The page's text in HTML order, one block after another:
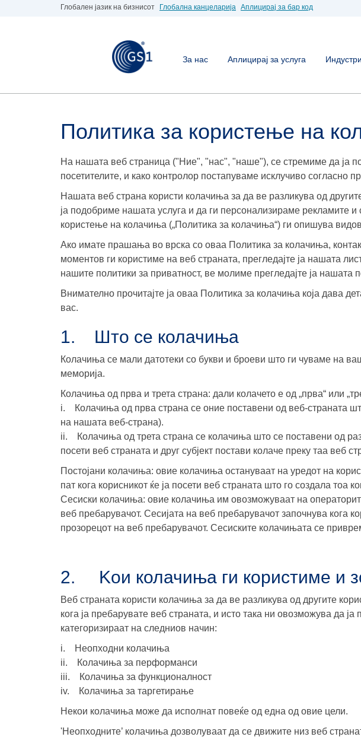
Глобален јазик на бизнисот Глобална канцеларија Аплицирај за бар код
За нас Аплицирај за услуга
Политика за користење на
На нашата веб страница ("Ние", "нас", "наше"), се стремиме да ја
посетителите, и како контролор постапуваме исклучиво согласно
Нашата веб страна користи колачиња за да ве разликува од
ја подобриме нашата услуга и да ги персонализираме рекламите
користење на колачиња („Политика за колачиња“) ги опишува
Ако имате прашања во врска со оваа Политика за колачиња,
моментов ги користиме на веб страната, прегледајте ја нашата
нашите политики за приватност, ве молиме прегледајте ја нашата
Внимателно прочитајте ја оваа Политика за колачиња која дава
вас.
1. Што се колачиња
Колачиња се мали датотеки со букви и броеви што ги чуваме на
меморија.
Колачиња од прва и трета страна: дали колачето е од „прва“ или
i. Колачиња од прва страна се оние поставени од веб-страната
на нашата веб-страна).
ii. Колачиња од трета страна се колачиња што се поставени од
посети веб страната и друг субјект постави колаче преку таа веб
Постојани колачиња: овие колачиња остануваат на уредот на
пат кога корисникот ќе ја посети веб страната што го создала тоа
Сесиски колачиња: овие колачиња им овозможуваат на
веб пребарувачот. Сесијата на веб пребарувачот започнува кога
прозорецот на веб пребарувачот. Сесиските колачињата се
2. Koи колачиња ги користиме и
Веб страната користи колачиња за да ве разликува од другите
кога ја пребарувате веб страната, и исто така ни овозможува да
категоризираат на следниов начин:
i. Неопходни колачиња
ii. Колачиња за перформанси
iii. Колачиња за функционалност
iv. Колачиња за таргетирање
Некои колачиња може да исполнат повеќе од една од овие цели.
'Неопходните’ колачиња дозволуваат да се движите низ веб